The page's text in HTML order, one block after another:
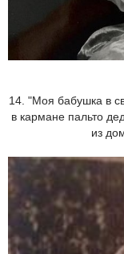
14. "Моя бабушка в
в кармане пальто
из